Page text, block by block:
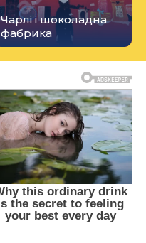
Чарлі і шоколадна
фабрика